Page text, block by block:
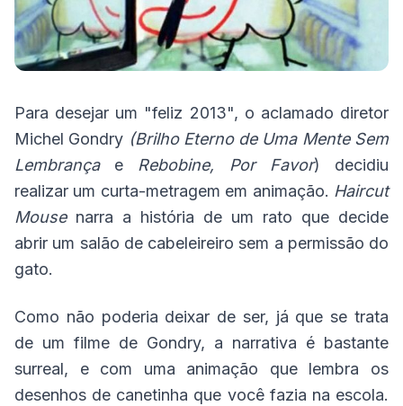
Para desejar um "feliz 2013", o aclamado diretor
Michel Gondry (Brilho Eterno de Uma Mente Sem
Lembrança e Rebobine, Por Favor) decidiu
realizar um curta-metragem em animação. Haircut
Mousenarra a história de um rato que decide
abrir um salão de cabeleireiro sem a permissão do
gato.
Como não poderia deixar de ser, já que se trata
de um filme de Gondry, a narrativa é bastante
surreal, e com uma animação que lembra os
desenhos de canetinha que você fazia na escola.